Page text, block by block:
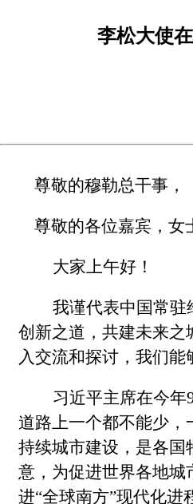
李松大使
尊敬的穆勒总干事，
尊敬的各位嘉宾 ， 女
大家上午好！
我谨代表中国常驻
创新之道，共建未来之
入交流和探讨，我们
习近平主席在今
道路上一个都不能少
持续城市建设，是各国
意，为促进世界各地
进“全球南方”现代化进